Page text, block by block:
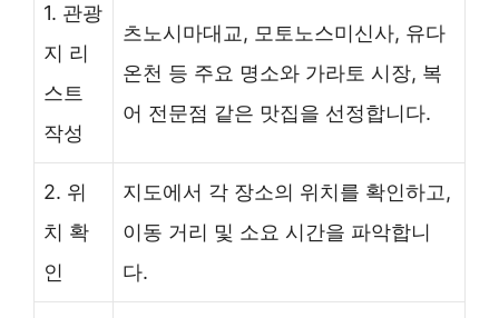
1. 관광
지 리
스트
작성
츠노시마대교, 모토노스미신사, 유다
온천 등 주요 명소와 가라토 시장, 복
어 전문점 같은 맛집을 선정합니다.
2. 위
치 확
인
지도에서 각 장소의 위치를 확인하고,
이동 거리 및 소요 시간을 파악합니
다.